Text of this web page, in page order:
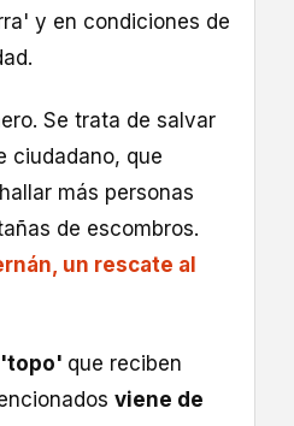
y en condiciones de
Se trata de salvar
ciudadano, que
más personas
de escombros.
un rescate al
'topo' que reciben
viene de